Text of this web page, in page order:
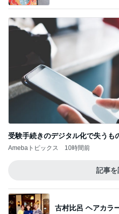
受験手続きのデジタル化で失うも
Amebaトピックス 10時間前
記事を
古村比呂 ヘアカラ